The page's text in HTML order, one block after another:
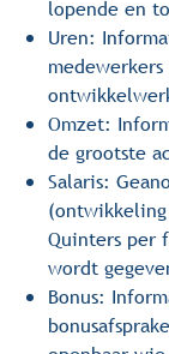
lopende en
Uren:
Omzet:
de grootste
Salaris:
Quinters per
wordt
Bonus: